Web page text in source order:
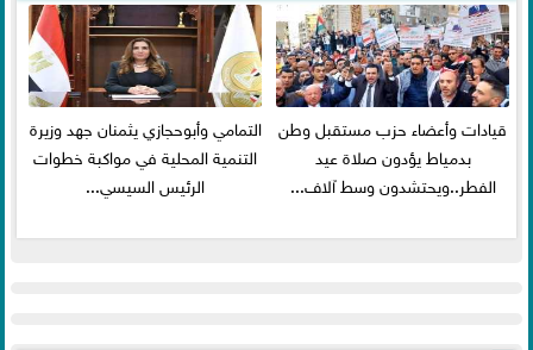
قيادات وأعضاء حزب مستقبل وطن
بدمياط يؤدون صلاة عيد
الفطر..ويحتشدون وسط آلاف...
التمامي وأبوحجازي يثمنان جهد وزيرة
التنمية المحلية في مواكبة خطوات
الرئيس السيسي...